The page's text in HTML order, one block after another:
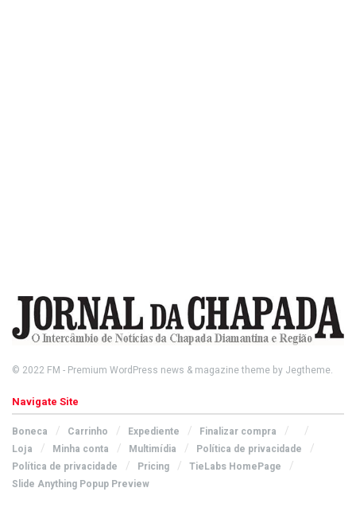
© 2022 FM - Premium WordPress news & magazine theme by Jegtheme.
Navigate Site
Boneca Carrinho Expediente
Finalizar compra
Loja
Minha conta Multimídia
Política de privacidade
Política de privacidade
Pricing
TieLabs HomePage
Slide Anything Popup Preview